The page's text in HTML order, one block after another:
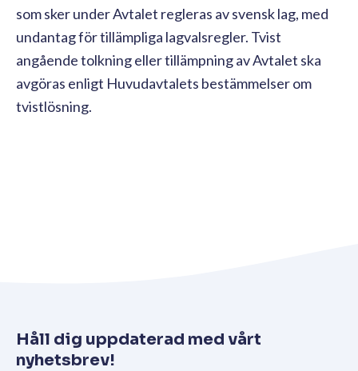
som sker under Avtalet regleras av svensk lag, med
undantag för tillämpliga lagvalsregler. Tvist
angående tolkning eller tillämpning av Avtalet ska
avgöras enligt Huvudavtalets bestämmelser om
tvistlösning.
Håll dig uppdaterad med vårt
nyhetsbrev!